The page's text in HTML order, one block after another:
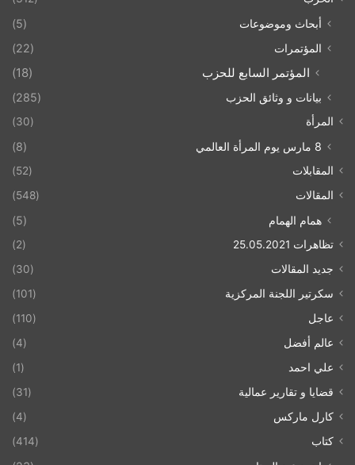
أبحاث وموضوعات
(5)
المؤتمرات
(22)
المؤتمر السابع للحزب (18)
بيانات و وثائق الحزب (285)
المرأة (30)
8 مارس يوم المرأة العالمي (8)
المقابلات
(52)
المقالات
(548)
همام الهمام (5)
تظاهرات 25.05.2021
(2)
جديد المقالات
(30)
سكرتير اللجنة المركزية
(101)
عاجل
(110)
عالم أفضل
(4)
علي احمد
(1)
قضايا و تقارير عمالية
(31)
كارل ماركس
(4)
كتاب
(414)